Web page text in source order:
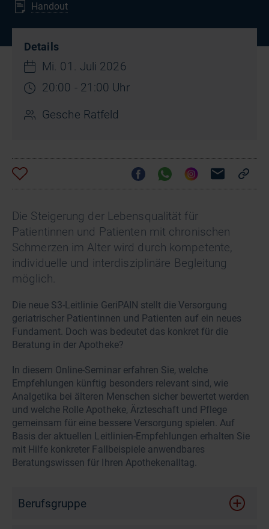
Handout
Details
Mi. 01. Juli 2026
20:00 - 21:00 Uhr
Gesche Ratfeld
Die Steigerung der Lebensqualität für
Patientinnen und Patienten mit chronischen
Schmerzen im Alter wird durch kompetente,
individuelle und interdisziplinäre Begleitung
möglich.
Die neue S3-Leitlinie GeriPAIN stellt die Versorgung
geriatrischer Patientinnen und Patienten auf ein neues
Fundament. Doch was bedeutet das konkret für die
Beratung in der Apotheke?
In diesem Online-Seminar erfahren Sie, welche
Empfehlungen künftig besonders relevant sind, wie
Analgetika bei älteren Menschen sicher bewertet werden
und welche Rolle Apotheke, Ärzteschaft und Pflege
gemeinsam für eine bessere Versorgung spielen. Auf
Basis der aktuellen Leitlinien-Empfehlungen erhalten Sie
mit Hilfe konkreter Fallbeispiele anwendbares
Beratungswissen für Ihren Apothekenalltag.
Berufsgruppe